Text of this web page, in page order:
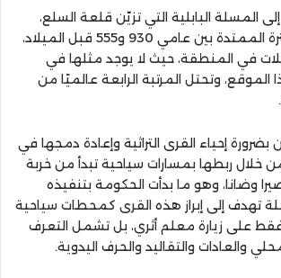
المسلة البابلية التي تزيّن قلعة السلع،
والتي تعود إلى الفترة الممتدة بين عامي 930 و555 قبل الميلاد،
في المنطقة، حيث لا يوجد مثلها في
وتحتل المرتبة الرابعة عالميًا من
إحياء القرى التراثية وإعادة دمجها في
من خلال ربطها بمسارات سياحية تبدأ من خربة
وضانا، وهو ما بدأت الحكومة بتنفيذه
إلى إبراز هذه القرى كمحطات سياحية
على زيارة معلم أثري، بل تشمل التعرف
والعادات والتقاليد والحرف اليدوية.